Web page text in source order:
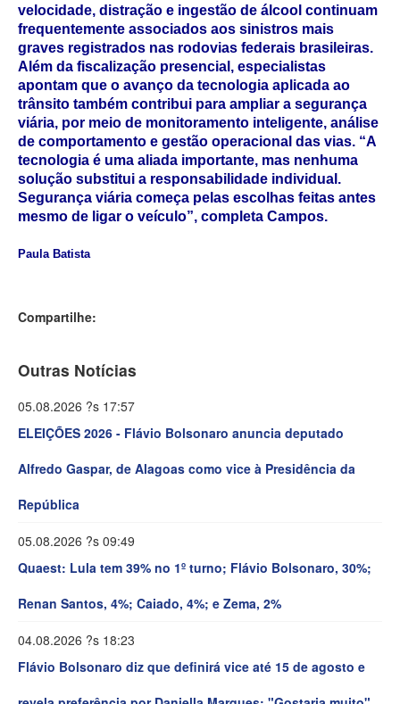
velocidade, distração e ingestão de álcool continuam
frequentemente associados aos sinistros mais
graves registrados nas rodovias federais brasileiras.
Além da fiscalização presencial, especialistas
apontam que o avanço da tecnologia aplicada ao
trânsito também contribui para ampliar a segurança
viária, por meio de monitoramento inteligente, análise
de comportamento e gestão operacional das vias. “A
tecnologia é uma aliada importante, mas nenhuma
solução substitui a responsabilidade individual.
Segurança viária começa pelas escolhas feitas antes
mesmo de ligar o veículo”, completa Campos.
Paula Batista
Compartilhe:
Outras Notícias
05.08.2026 ?s 17:57
ELEIÇÕES 2026 - Flávio Bolsonaro anuncia deputado
Alfredo Gaspar, de Alagoas como vice à Presidência da
República
05.08.2026 ?s 09:49
Quaest: Lula tem 39% no 1º turno; Flávio Bolsonaro, 30%;
Renan Santos, 4%; Caiado, 4%; e Zema, 2%
04.08.2026 ?s 18:23
Flávio Bolsonaro diz que definirá vice até 15 de agosto e